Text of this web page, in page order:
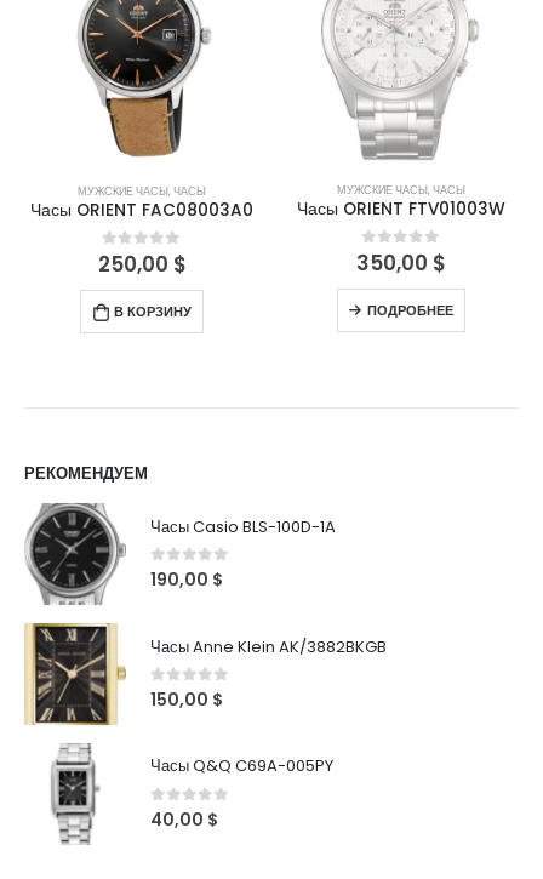
МУЖСКИЕ ЧАСЫ,ЧАСЫ
Часы ORIENT FAC08003A0
0out of 5
250,00 $
В КОРЗИНУ
МУЖСКИЕ ЧАСЫ,ЧАСЫ
Часы ORIENT FTV01003W
0out of 5
350,00 $
ПОДРОБНЕЕ
РЕКОМЕНДУЕМ
Часы Casio BLS-100D-1A
0out of 5
190,00 $
Часы Anne Klein AK/3882BKGB
0out of 5
150,00 $
Часы Q&Q C69A-005PY
0 out of 5
40,00 $